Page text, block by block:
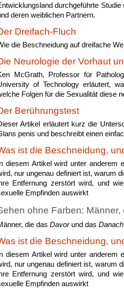
durchgeführte
deren weiblichen Partnern.
Dreifach-Fluch
die Beschneidung auf dreifache
Neurologie der Vorhaut
McGrath, Professor für
of Technology erläutert,
Folgen für die Sexualität diese
Berührungstest
Artikel erläutert kurz die
penis und beschreibt einen
ist die Beschneidung,
In diesem Artikel wird unter anderem
nur ungenau definiert ist, warum
Entfernung zerstört wird, und
Empfinden auswirkt
ohne Farben:
die das Davorund das Danach
ist die Beschneidung,
In diesem Artikel wird unter anderem
nur ungenau definiert ist, warum
Entfernung zerstört wird, und
Empfinden auswirkt